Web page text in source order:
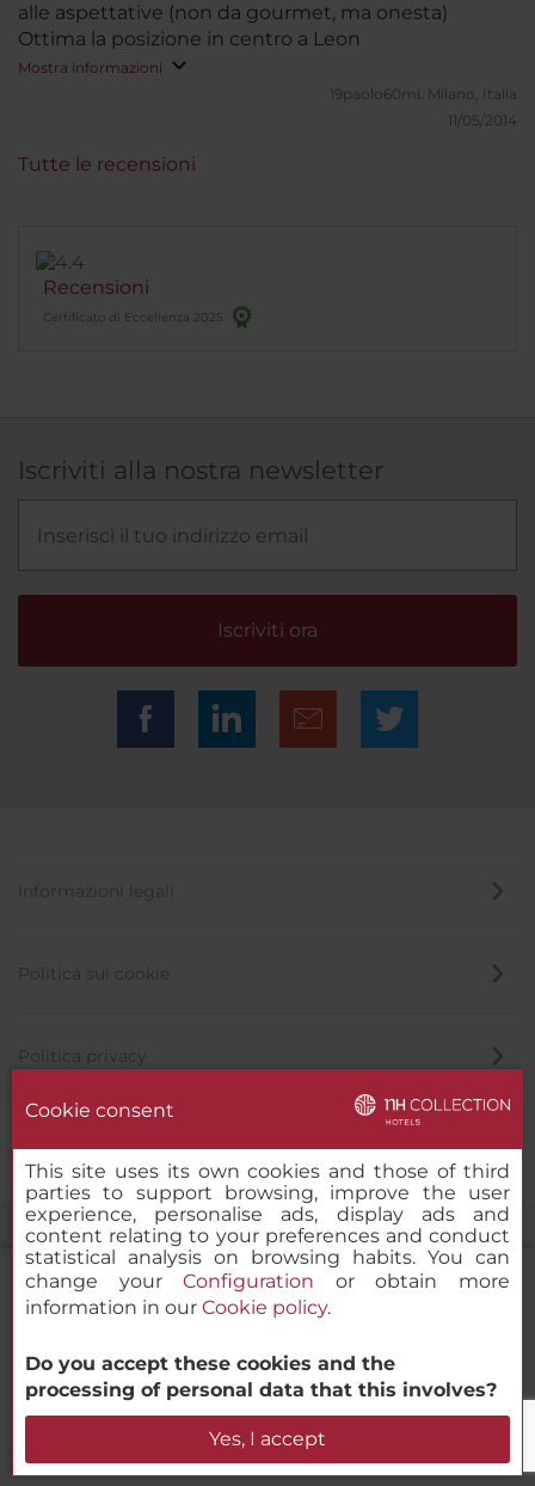
NH Collection León Plaza Mayor
Verifica la disponibilità
alle aspettative (non da gourmet, ma onesta)
Ottima la posizione in centro a Leon
Mostra informazioni
19paolo60mi. Milano, Italia
11/05/2014
Recensioni
Certificato di Eccellenza 2025
Tutte le recensioni
Iscriviti alla nostra newsletter
Iscriviti ora
Informazioni legali
Politica sui cookie
Politica privacy
© 2000-2026 MINOR HOTELS EUROPE & AMERICAS Santa Engracia
120. 28003 Madrid, Spagna
Cookie consent
This site uses its own cookies and those of third
parties to support browsing, improve the user
experience, personalise ads, display ads and
content relating to your preferences and conduct
statistical analysis on browsing habits. You can
change yourConfiguration or obtain more
information in our Cookie policy.
Do you accept these cookies and the
processing of personal data that this involves?
Yes, I accept